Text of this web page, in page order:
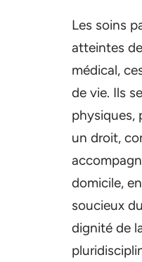
Les soins
atteintes
médical,
de vie. Ils
physiques,
un droit,
domicile,
soucieux
dignité de